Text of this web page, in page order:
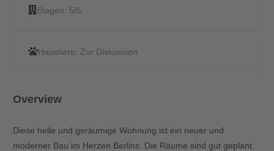
Etagen: 5/5
Haustiere: Zur Diskussion
Overview
Diese helle und geräumige Wohnung ist ein neuer und
moderner Bau im Herzen Berlins. Die Räume sind gut geplant